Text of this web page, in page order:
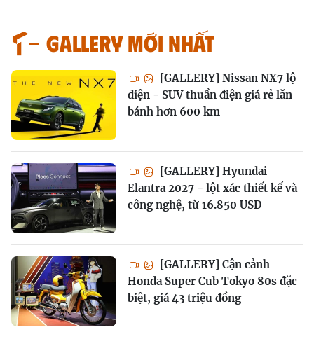
GALLERY MỚI NHẤT
[GALLERY] Nissan NX7 lộ
diện - SUV thuần điện giá rẻ lăn
bánh hơn 600 km
[GALLERY] Hyundai
Elantra 2027 - lột xác thiết kế và
công nghệ, từ 16.850 USD
[GALLERY] Cận cảnh
Honda Super Cub Tokyo 80s đặc
biệt, giá 43 triệu đồng